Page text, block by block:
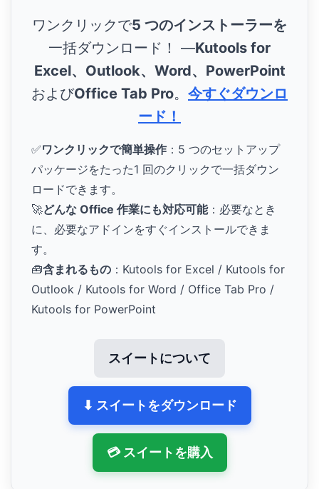
ワンクリックで5 つのインストーラーを
一括ダウンロード！ ―Kutools for
Excel、Outlook、Word、PowerPoint
およびOffice Tab Pro。 今すぐダウンロ
ード！
✅ワンクリックで簡単操作 ：5 つのセットアップ
パッケージをたった1 回のクリックで一括ダウン
ロードできます。
🚀どんな Office 作業にも対応可能：必要なとき
に、必要なアドインをすぐインストールできま
す。
🧰含まれるもの ：Kutools for Excel / Kutools for
Outlook / Kutools for Word / Office Tab Pro /
Kutools for PowerPoint
スイートについて
⬇ スイートをダウンロード
💳 スイートを購入